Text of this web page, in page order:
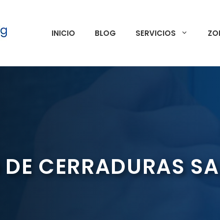
INICIO BLOG SERVICIOS
CERRADURAS